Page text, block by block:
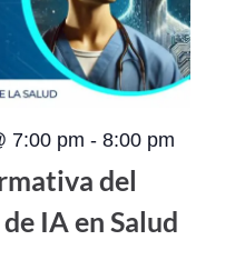
7:00 pm - 8:00 pm
del
IA en Salud